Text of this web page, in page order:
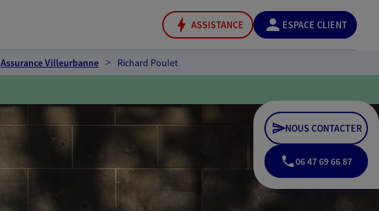
ASSISTANCE ESPACE CLIENT
Assurance Villeurbanne Richard Poulet
NOUS CONTACTER
06 47 69 66 87